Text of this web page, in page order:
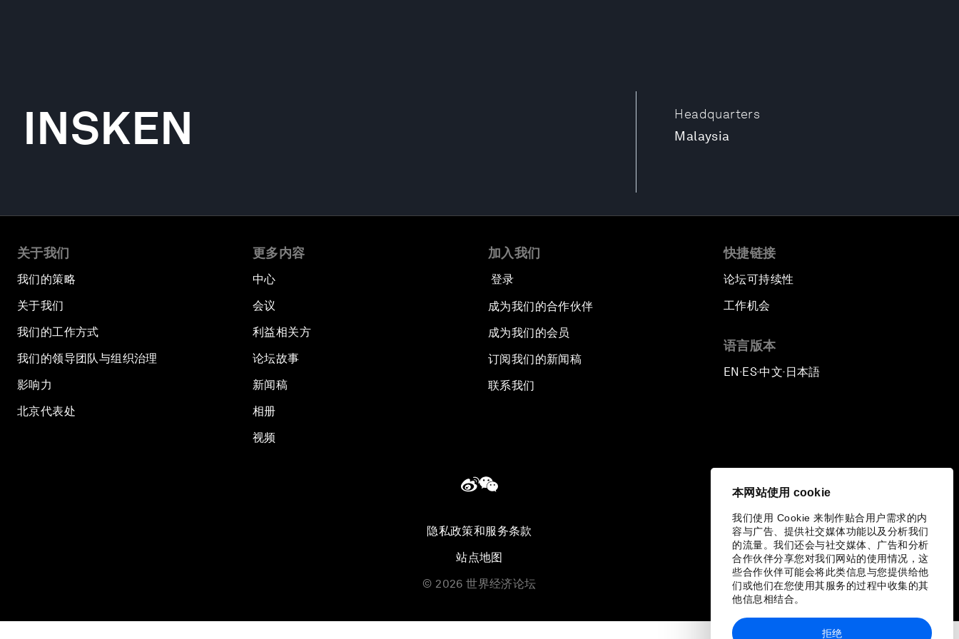
本网站使用 cookie
我们使用 Cookie 来制作贴合用户需求的内
容与广告、提供社交媒体功能以及分析我们
的流量。我们还会与社交媒体、广告和分析
合作伙伴分享您对我们网站的使用情况，这
些合作伙伴可能会将此类信息与您提供给他
们或他们在您使用其服务的过程中收集的其
他信息相结合。
拒绝
Headquarters
Malaysia
INSKEN
关于我们
我们的策略
关于我们
我们的工作方式
我们的领导团队与组织治理
影响力
北京代表处
更多内容
中心
会议
利益相关方
论坛故事
新闻稿
相册
视频
加入我们
登录
成为我们的合作伙伴
成为我们的会员
订阅我们的新闻稿
联系我们
快捷链接
论坛可持续性
工作机会
语言版本
EN ▪ES▪中文▪ 日本語
隐私政策和服务条款
站点地图
© 2026 世界经济论坛